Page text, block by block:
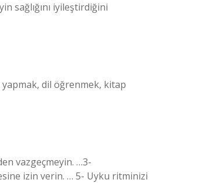
sağlığını iyileştirdiğini
dil öğrenmek, kitap
vazgeçmeyin. …3-
izin verin. … 5- Uyku ritminizi